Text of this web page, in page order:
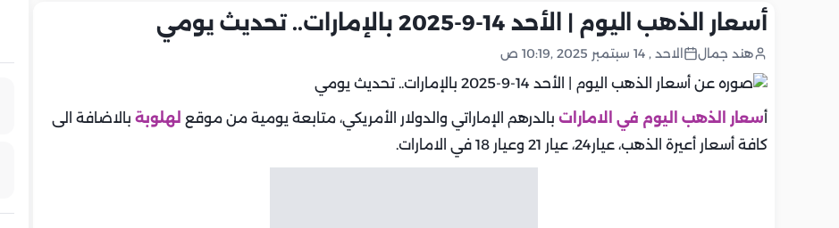
أسعار الذهب اليوم | الأحد 14-9-2025 بالإمارات.. تحديث يومي
هند جمال الاحد , 14 سبتمبر 2025 ,10:19 ص
أسعار الذهب اليوم في الامارات بالدرهم الإماراتي والدولار الأمريكي، متابعة يومية من موقع لهلوبة بالاضافة الى
كافة أسعار أعيرة الذهب، عيار24، عيار 21 وعيار 18 في الامارات.